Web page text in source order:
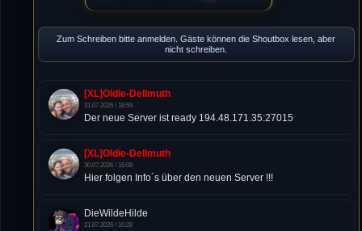
Zum Schreiben bitte anmelden. Gäste können die Shoutbox lesen, aber
nicht schreiben.
[XL]Oldie-Dellmuth
31.07.2026 / 18:59
Der neue Server ist ready 194.48.171.35:27015
[XL]Oldie-Dellmuth
30.07.2026 / 16:08
Hier folgen Info´s über den neuen Server !!!
DieWildeHilde
21.07.2026 / 10:28